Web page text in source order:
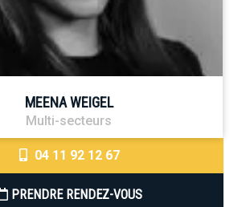
MEENA WEIGEL
Multi-secteurs
04 11 92 12 67
PRENDRE RENDEZ-VOUS